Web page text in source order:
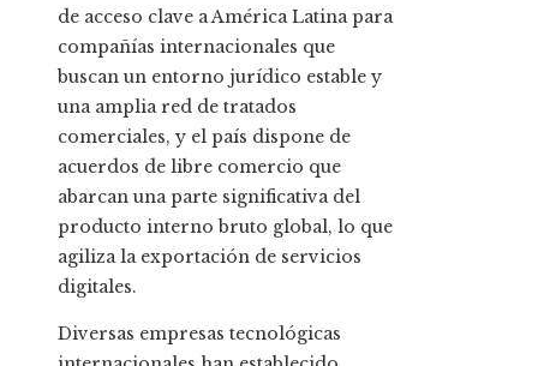
de acceso clave a América Latina para
compañías internacionales que
buscan un entorno jurídico estable y
una amplia red de tratados
comerciales, y el país dispone de
acuerdos de libre comercio que
abarcan una parte significativa del
producto interno bruto global, lo que
agiliza la exportación de servicios
digitales.
Diversas empresas tecnológicas